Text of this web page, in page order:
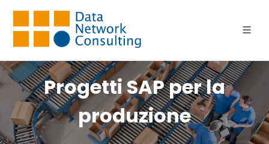
Progetti SAP per la
produzione